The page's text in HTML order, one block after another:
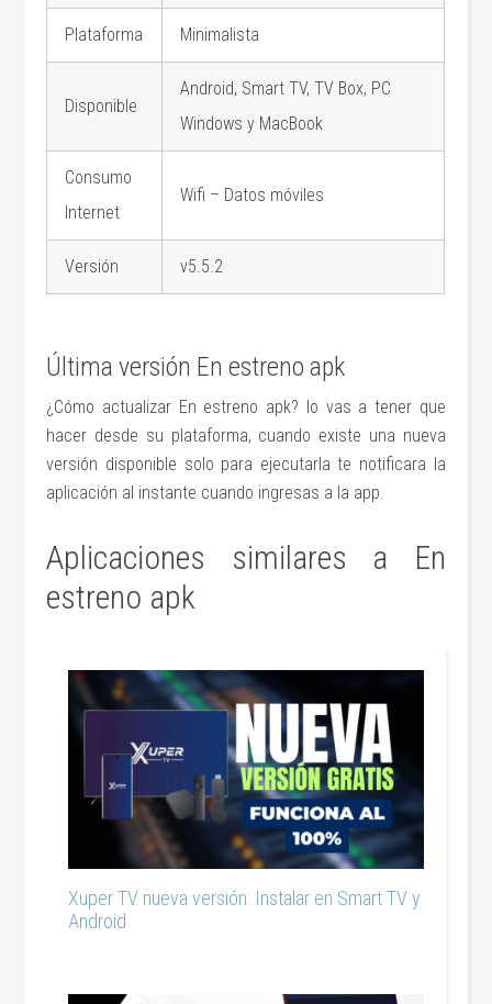
Plataforma Minimalista
Disponible
Android, Smart TV, TV Box, PC
Windows y MacBook
Consumo
Internet
Wifi – Datos móviles
Versión v5.5.2
Última versión En estreno apk
¿Cómo actualizar En estreno apk? lo vas a tener que
hacer desde su plataforma, cuando existe una nueva
versión disponible solo para ejecutarla te notificara la
aplicación al instante cuando ingresas a la app.
Aplicaciones similares a En
estreno apk
Xuper TV nueva versión: Instalar en Smart TV y
Android